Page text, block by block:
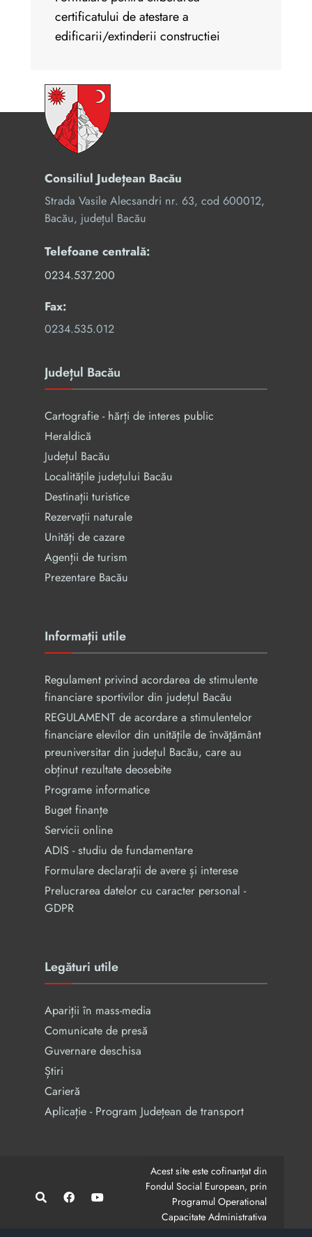
certificatului de atestare a
edificarii/extinderii constructiei
Consiliul Județean Bacău
Strada Vasile Alecsandri nr. 63, cod 600012,
Bacău, județul Bacău
Telefoane centrală:
0234.537.200
Fax:
0234.535.012
Județul Bacău
Cartografie - hărți de interes public
Heraldică
Județul Bacău
Localitățile județului Bacău
Destinații turistice
Rezervaţii naturale
Unități de cazare
Agenții de turism
Prezentare Bacău
Informații utile
Regulament privind acordarea de stimulente
financiare sportivilor din județul Bacău
REGULAMENT de acordare a stimulentelor
financiare elevilor din unităţile de învăţământ
preuniversitar din judeţul Bacău, care au
obținut rezultate deosebite
Programe informatice
Buget finanțe
Servicii online
ADIS - studiu de fundamentare
Formulare declarații de avere și interese
Prelucrarea datelor cu caracter personal -
GDPR
Legături utile
Apariții în mass-media
Comunicate de presă
Guvernare deschisa
Știri
Carieră
Aplicație - Program Județean de transport
Acest site este cofinanțat din
Fondul Social European, prin
Programul Operational
Capacitate Administrativa